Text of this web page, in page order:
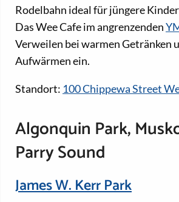
Rodelbahn ideal für jüngere
Das Wee Cafe im angrenzenden
Verweilen bei warmen Getränken
Aufwärmen ein.
Standort: 100 Chippewa Street
Algonquin Park,
Parry Sound
James W. Kerr Park